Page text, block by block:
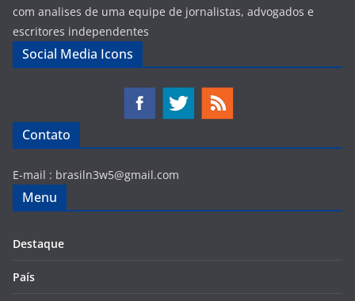
com analises de uma equipe de jornalistas, advogados e
escritores independentes
Social Media Icons
Contato
E-mail : brasiln3w5@gmail.com
Menu
Destaque
País